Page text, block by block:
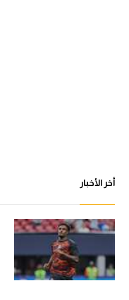
أخر الأخبار